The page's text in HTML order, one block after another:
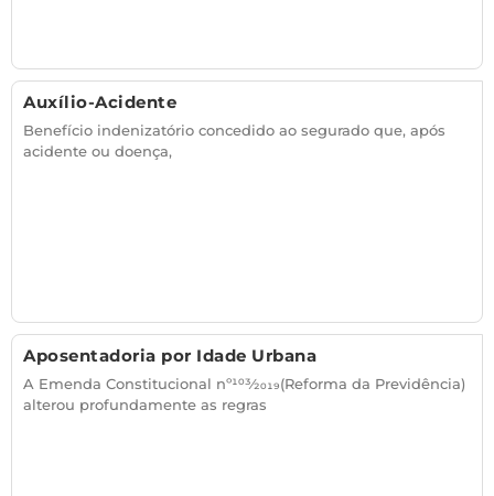
Auxílio-Acidente
Benefício indenizatório concedido ao segurado que, após
acidente ou doença,
Aposentadoria por Idade Urbana
A Emenda Constitucional nº103⁄2019(Reforma da Previdência)
alterou profundamente as regras